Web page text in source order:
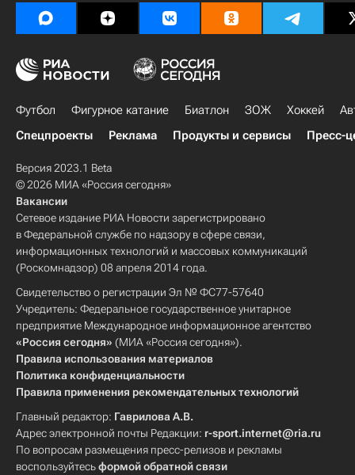
Футбол Фигурное катание Биатлон ЗОЖ Хоккей
Спецпроекты
Реклама Продукты и сервисы Пресс-
Версия 2023.1 Beta
© 2026 МИА «Россия сегодня»
Вакансии
Сетевое издание РИА Новости зарегистрировано
в Федеральной службе по надзору в сфере связи,
информационных технологий и массовых коммуникаций
(Роскомнадзор) 08 апреля 2014 года.
Свидетельство о регистрации Эл № ФС77-57640
Учредитель: Федеральное государственное унитарное
предприятие Международное информационное агентство
«Россия сегодня» (МИА «Россия сегодня»).
Правила использования материалов
Политика конфиденциальности
Правила применения рекомендательных технологий
Главный редактор: Гаврилова А.В.
Адрес электронной почты Редакции: r-sport.internet@ria.ru
По вопросам размещения пресс-релизов и рекламы
воспользуйтесьформой обратной связи